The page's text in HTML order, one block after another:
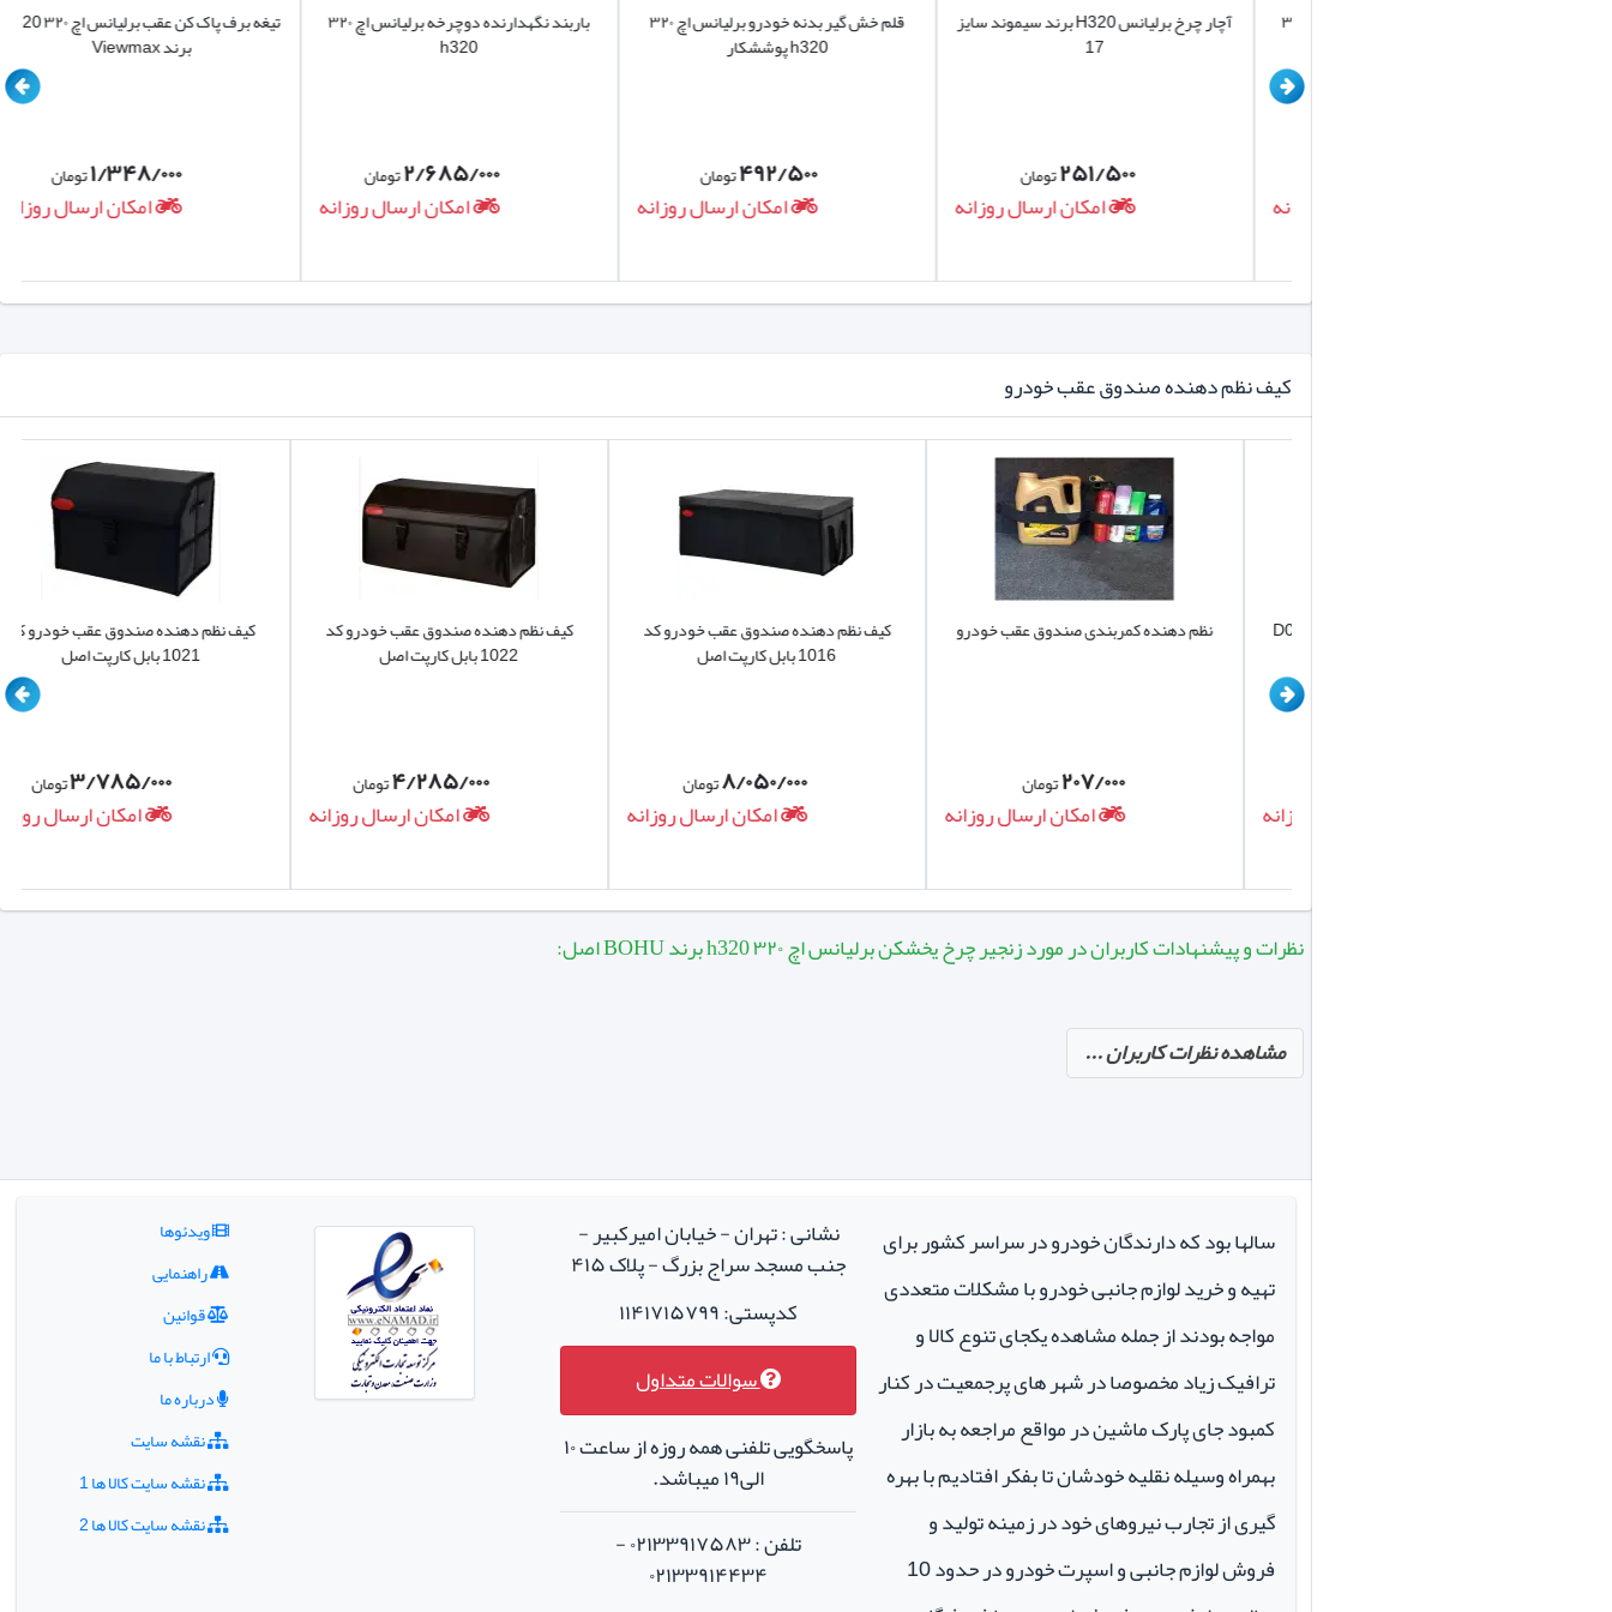
تیغه برف پاک کن عقب برلیانس اچ ۳۲۰ h320
۱/۳۴۸/۰۰۰تومان
امکان ارسال روزانه
باربند نگهدارنده دوچرخه برلیانس اچ ۳۲۰
h320
۲/۶۸۵/۰۰۰تومان
امکان ارسال روزانه
قلم خش گیر بدنه خودرو برلیانس اچ ۳۲۰
h320 پوششکار
۴۹۲/۵۰۰تومان
امکان ارسال روزانه
آچار چرخ برلیانس H320 برند سیموند سایز
۲۵۱/۵۰۰تومان
امکان ارسال روزانه
کیف نظم دهنده صندوق عقب خودرو
کیف نظم دهنده صندوق عقب خودرو کد
۳/۷۸۵/۰۰۰تومان
امکان ارسال روزانه
کیف نظم دهنده صندوق عقب خودرو کد
۴/۲۸۵/۰۰۰تومان
امکان ارسال روزانه
کیف نظم دهنده صندوق عقب خودرو کد
۸/۰۵۰/۰۰۰تومان
امکان ارسال روزانه
نظم دهنده کمربندی صندوق عقب خودرو
۲۰۷/۰۰۰تومان
امکان ارسال روزانه
نظرات و پیشنهادات کاربران در مورد زنجیر چرخ یخشکن برلیانس اچ ۳۲۰ h320 برند BOHU اصل:
مشاهده نظرات کاربران ...
سالها بود که دارندگان خودرو در سراسر کشور برای
تهیه و خرید لوازم جانبی خودرو با مشکلات متعددی
مواجه بودند از جمله مشاهده یکجای تنوع کالا و
ترافیک زیاد مخصوصا در شهر های پرجمعیت در کنار
کمبود جای پارک ماشین در مواقع مراجعه به بازار
بهمراه وسیله نقلیه خودشان تا بفکر افتادیم با بهره
گیری از تجارب نیروهای خود در زمینه تولید و
فروش لوازم جانبی و اسپرت خودرو در حدود 10
نشانی : تهران - خیابان امیرکبیر -
جنب مسجد سراج بزرگ - پلاک ۴۱۵
کدپستی: ۱۱۴۱۷۱۵۷۹۹
سوالات متداول
پاسخگویی تلفنی همه روزه از ساعت ۱۰
الی۱۹ میباشد.
تلفن : ۰۲۱۳۳۹۱۷۵۸۳ -
۰۲۱۳۳۹۱۴۴۳۴
ویدئوها
راهنمایی
قوانین
ارتباط با ما
درباره ما
نقشه سایت
نقشه سایت کالا ها 1
نقشه سایت کالا ها 2